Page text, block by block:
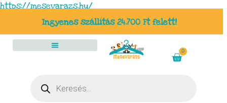
https://mesevarazs.hu/
Ingyenes szállítás 24.700 Ft felett!
0